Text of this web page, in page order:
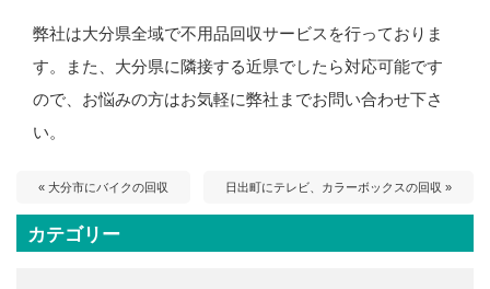
弊社は大分県全域で不用品回収サービスを行っておりま
す。また、大分県に隣接する近県でしたら対応可能です
ので、お悩みの方はお気軽に弊社までお問い合わせ下さ
い。
« 大分市にバイクの回収 日出町にテレビ、カラーボックスの回収 »
カテゴリー